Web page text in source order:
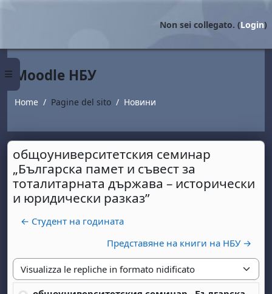
Pannello laterale
Non sei collegato. (Login)
Moodle НБУ
Home Pagine del sito Новини
общоуниверситетския семинар
„Българска памет и съвест за
тоталитарната държава – исторически
и юридически разказ”
← Студент на годината
Представяне на книги на НБУ →
Modalità visualizzazione